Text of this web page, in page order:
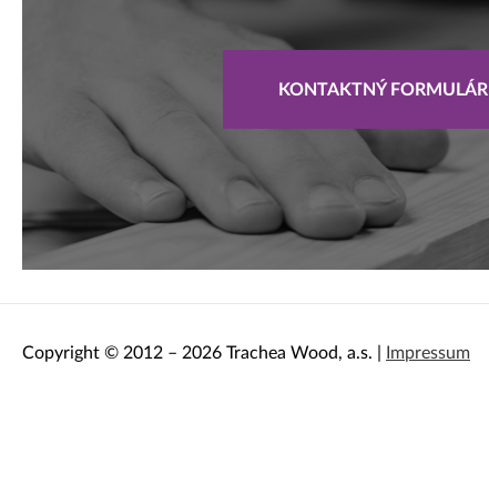
KONTAKTNÝ FORMULÁR
Copyright © 2012 – 2026 Trachea Wood, a.s. | Impressum